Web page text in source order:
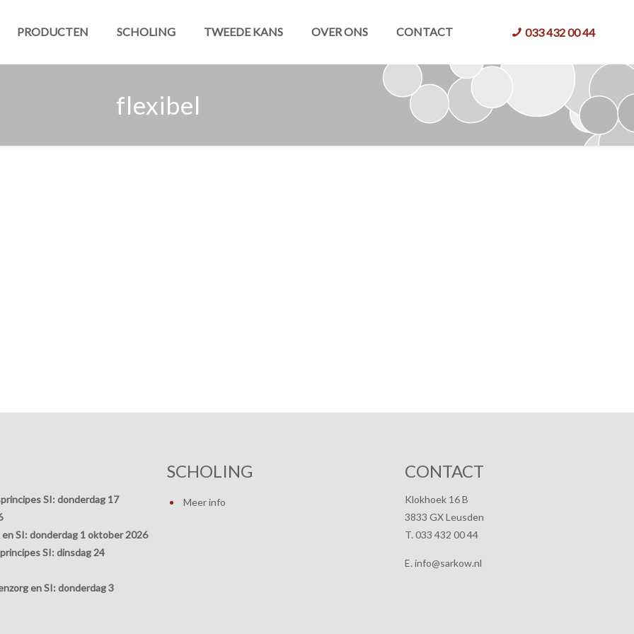
PRODUCTEN SCHOLING TWEEDE KANS OVER ONS CONTACT 033 432 00 44
flexibel
SI: donderdag 17
SI: donderdag 1 oktober 2026
SI: dinsdag 24
en SI: donderdag 3
SCHOLING
Meer info
CONTACT
Klokhoek 16 B
3833 GX Leusden
T. 033 432 00 44
E. info@sarkow.nl